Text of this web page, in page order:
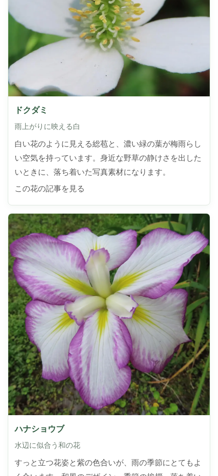
ドクダミ
雨上がりに映える白
白い花のように見える総苞と、濃い緑の葉が梅雨らし
い空気を持っています。身近な野草の静けさを出した
いときに、落ち着いた写真素材になります。
この花の記事を見る
ハナショウブ
水辺に似合う和の花
すっと立つ花姿と紫の色合いが、雨の季節にとてもよ